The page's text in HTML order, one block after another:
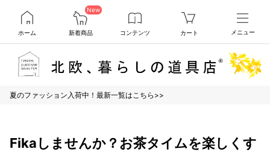
ホーム
New
新着商品 コンテンツ カート メニュー
夏のファッション入荷中！最新一覧はこちら>>
Fikaしませんか？お茶タイムを楽しくす